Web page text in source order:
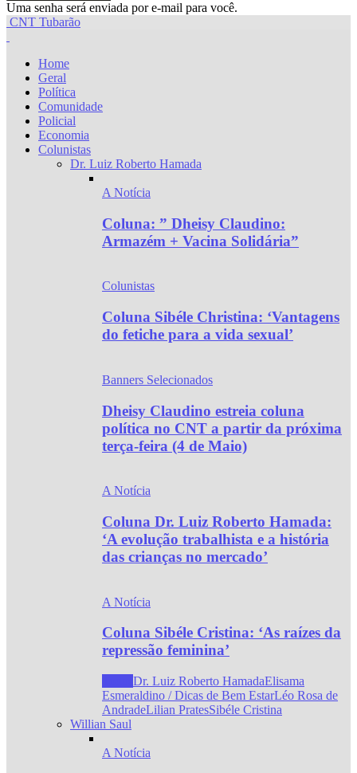
Uma senha será enviada por e-mail para você.
CNT Tubarão
Home
Geral
Política
Comunidade
Policial
Economia
Colunistas
Dr. Luiz Roberto Hamada
A Notícia
Coluna: ” Dheisy Claudino:
Armazém + Vacina Solidária”
Colunistas
Coluna Sibéle Christina: ‘Vantagens
do fetiche para a vida sexual’
Banners Selecionados
Dheisy Claudino estreia coluna
política no CNT a partir da próxima
terça-feira (4 de Maio)
A Notícia
Coluna Dr. Luiz Roberto Hamada:
‘A evolução trabalhista e a história
das crianças no mercado’
A Notícia
Coluna Sibéle Cristina: ‘As raízes da
repressão feminina’
Dr. Luiz Roberto HamadaElisama
Esmeraldino / Dicas de Bem EstarLéo Rosa de
AndradeLilian PratesSibéle Cristina
Willian Saul
A Notícia